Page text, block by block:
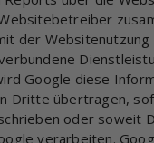
der Websitenutzung
Google diese
Dritte übertragen,
oder soweit
verarbeiten.